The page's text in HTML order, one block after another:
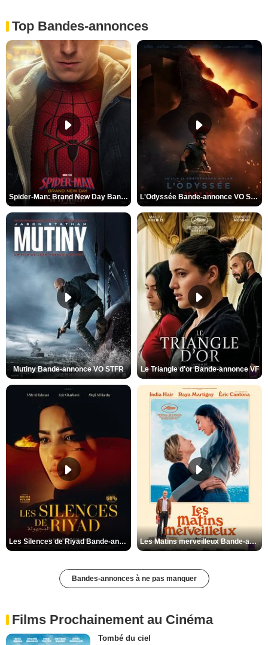
Top Bandes-annonces
Spider-Man: Brand New Day Bande-annonce VO STFR L'Odyssée Bande-annonce VO STFR
Mutiny Bande-annonce VO STFR Le Triangle d'or Bande-annonce VF
Les Silences de Riyad Bande-annonce VO STFR Les Matins merveilleux Bande-annonce VF
Bandes-annonces à ne pas manquer
Films Prochainement au Cinéma
Tombé du ciel